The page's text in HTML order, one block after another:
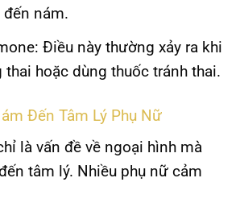
nám.
: Điều này thường xảy ra khi
thai hoặc dùng thuốc tránh thai.
Đến Tâm Lý Phụ Nữ
là vấn đề về ngoại hình mà
tâm lý. Nhiều phụ nữ cảm